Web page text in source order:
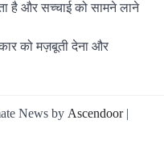
है और सच्चाई को सामने लाने
को मज़बूती देना और
News by Ascendoor|